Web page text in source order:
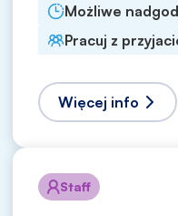
Możliwe
Pracuj z
Więcej info
Staff